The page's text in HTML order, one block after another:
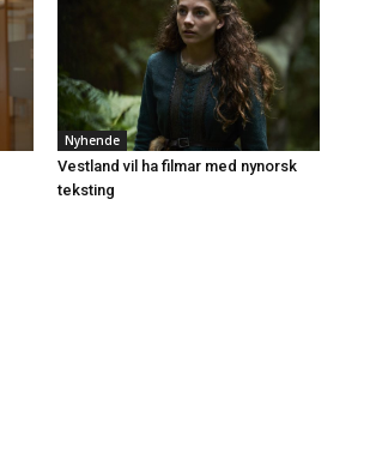
Nyhende
Vestland vil ha filmar med nynorsk
teksting